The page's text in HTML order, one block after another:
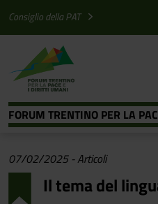
Consiglio della PAT
FORUM TRENTINO PER LA
07/02/2025 - Articoli
Il tema del